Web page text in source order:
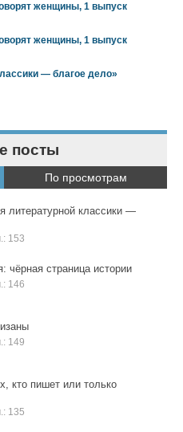
женщины, 1 выпуск
женщины, 1 выпуск
— благое дело»
посты
По просмотрам
литературной классики —
153
чёрная страница истории
146
149
кто пишет или только
135